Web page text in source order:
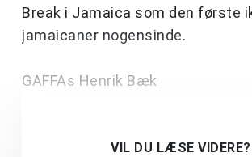
Break i Jamaica som den første
jamaicaner nogensinde.
GAFFAs Henrik Bæk
VIL DU LÆSE VIDERE?